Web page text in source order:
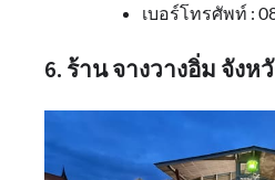
เบอร์โทรศัพท์ :
6. ร้าน จางวางอิ่ม จัง